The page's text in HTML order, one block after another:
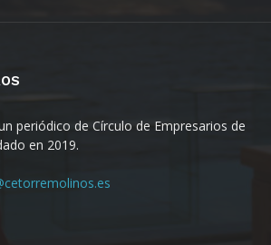
periódico de Círculo de Empresarios de
en 2019.